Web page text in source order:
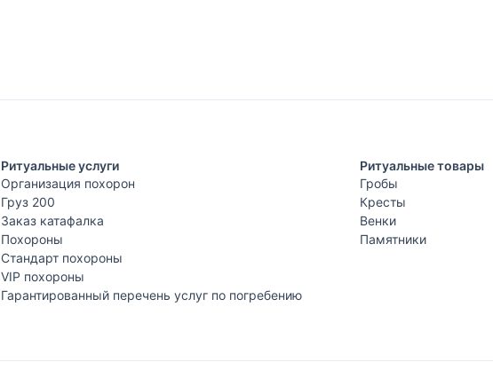
Ритуальные услуги
Организация похорон
Груз 200
Заказ катафалка
Похороны
Стандарт похороны
VIP похороны
Гарантированный перечень услуг по погребению
Ритуальные товары
Гробы
Кресты
Венки
Памятники